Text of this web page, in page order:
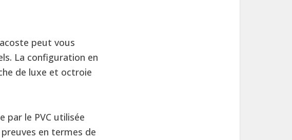
peut vous
La configuration en
de luxe et octroie
par le PVC utilisée
en termes de